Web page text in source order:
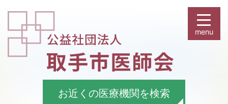
お近くの医療機関を検索